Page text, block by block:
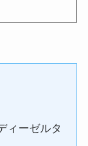
ィーゼルタ